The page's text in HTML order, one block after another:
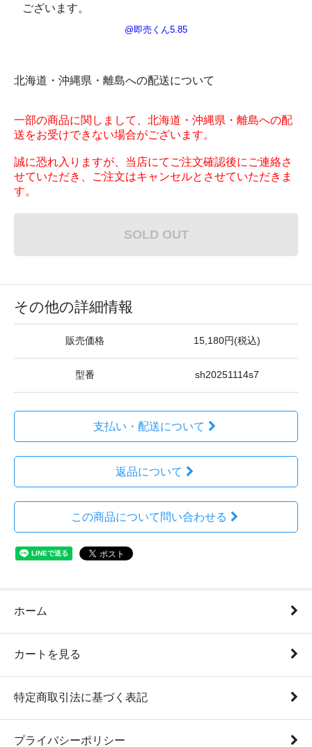
ございます。
@即売くん5.85
北海道・沖縄県・離島への配送について
一部の商品に関しまして、北海道・沖縄県・離島への配
送をお受けできない場合がございます。
誠に恐れ入りますが、当店にてご注文確認後にご連絡さ
せていただき、ご注文はキャンセルとさせていただきま
す。
SOLD OUT
その他の詳細情報
販売価格 15,180円(税込)
型番 sh20251114s7
支払い・配送について
返品について
この商品について問い合わせる
ホーム
カートを見る
特定商取引法に基づく表記
プライバシーポリシー